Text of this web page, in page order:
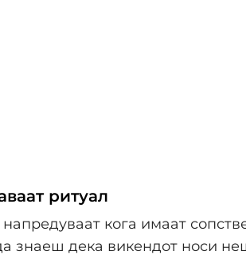
ритуал
напредуваат кога имаат
знаеш дека викендот носи